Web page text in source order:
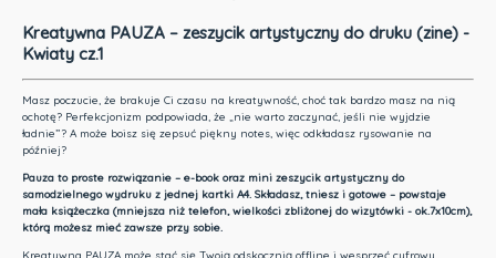
Kreatywna PAUZA – zeszycik artystyczny do druku (zine) -
Kwiaty cz.1
Masz poczucie, że brakuje Ci czasu na kreatywność, choć tak bardzo masz na nią
ochotę? Perfekcjonizm podpowiada, że „nie warto zaczynać, jeśli nie wyjdzie
ładnie”? A może boisz się zepsuć piękny notes, więc odkładasz rysowanie na
później?
Pauza to proste rozwiązanie – e-book oraz mini zeszycik artystyczny do
samodzielnego wydruku z jednej kartki A4. Składasz, tniesz i gotowe – powstaje
mała książeczka (mniejsza niż telefon, wielkości zbliżonej do wizytówki - ok.7x10cm),
którą możesz mieć zawsze przy sobie.
Kreatywna PAUZA może stać się Twoją odskocznią offline i wesprzeć cyfrowy